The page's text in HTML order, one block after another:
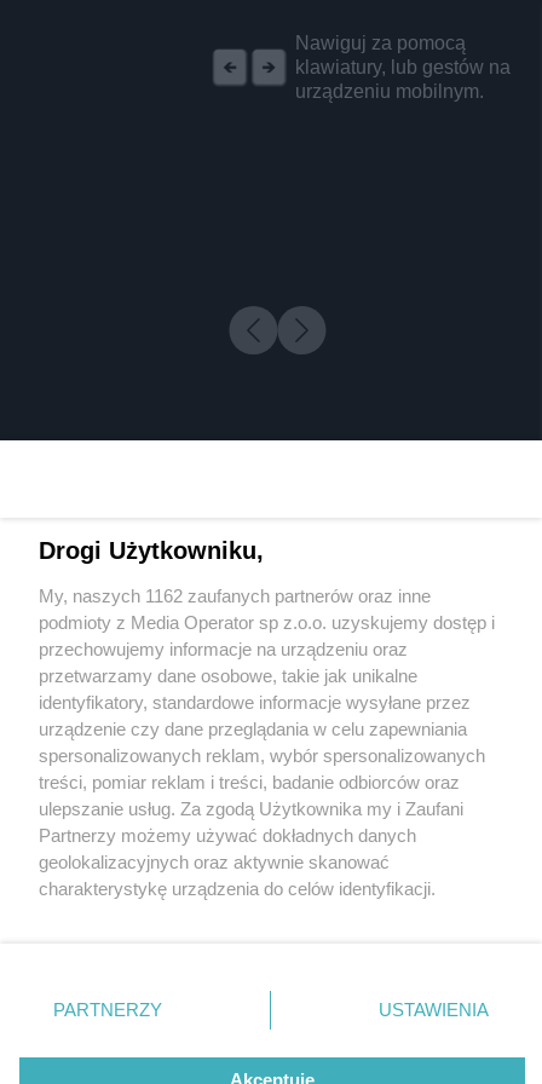
Nawiguj za pomocą
klawiatury, lub gestów na
urządzeniu mobilnym.
1 / 0
Wydawca mediów lokalnych
Nie zapomnij
zapoznać się z:
polityką prywatności regulamin korzystania z portali
Twojemiasto
Piekary Śląskie
Chorzów
Tarnowskie Góry
Gliwice
Skontakuj sięz nami
Kontakt
Wydawca
Redakcja
Drogi Użytkowniku,
My, naszych 1162 zaufanych partnerów oraz inne
podmioty z Media Operator sp z.o.o. uzyskujemy dostęp i
przechowujemy informacje na urządzeniu oraz
przetwarzamy dane osobowe, takie jak unikalne
identyfikatory, standardowe informacje wysyłane przez
urządzenie czy dane przeglądania w celu zapewniania
spersonalizowanych reklam, wybór spersonalizowanych
treści, pomiar reklam i treści, badanie odbiorców oraz
ulepszanie usług. Za zgodą Użytkownika my i Zaufani
Partnerzy możemy używać dokładnych danych
geolokalizacyjnych oraz aktywnie skanować
charakterystykę urządzenia do celów identyfikacji.
zmienić/wycofać klikając przycisk ustawień prywatności
znajdujący się w lewym dolnym rogu strony
rodzaje przetwarzania danych nie wymagają zgody
użytkownika, ale masz prawo sprzeciwić się takiemu
PARTNERZY USTAWIENIA
Akceptuję